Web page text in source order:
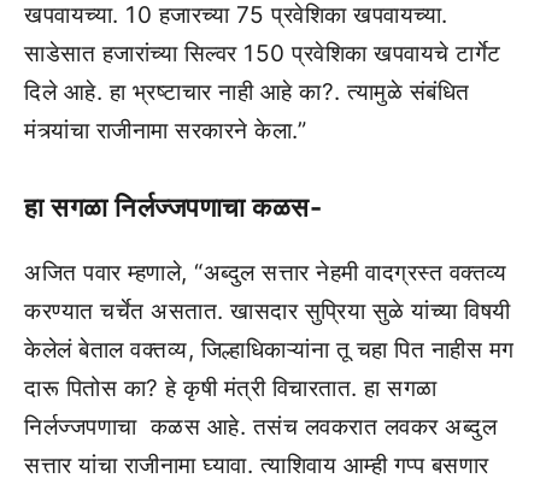
खपवायच्या. 10 हजारच्या 75 प्रवेशिका खपवायच्या.
साडेसात हजारांच्या सिल्वर 150 प्रवेशिका खपवायचे टार्गेट
दिले आहे. हा भ्रष्टाचार नाही आहे का?. त्यामुळे संबंधित
मंत्र्यांचा राजीनामा सरकारने केला.”
हा सगळा निर्लज्जपणाचा कळस-
अजित पवार म्हणाले, “अब्दुल सत्तार नेहमी वादग्रस्त वक्तव्य
करण्यात चर्चेत असतात. खासदार सुप्रिया सुळे यांच्या विषयी
केलेलं बेताल वक्तव्य, जिल्हाधिकाऱ्यांना तू चहा पित नाहीस मग
दारू पितोस का? हे कृषी मंत्री विचारतात. हा सगळा
निर्लज्जपणाचा कळस आहे. तसंच लवकरात लवकर अब्दुल
सत्तार यांचा राजीनामा घ्यावा. त्याशिवाय आम्ही गप्प बसणार